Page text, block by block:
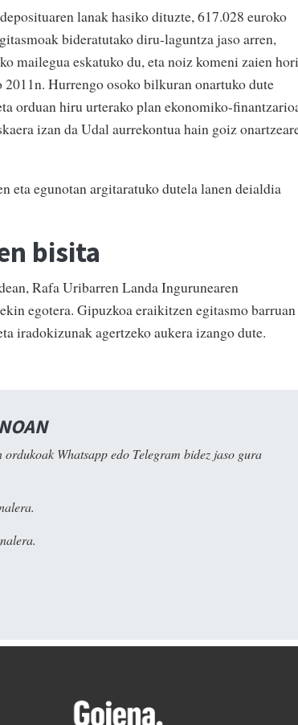
lanak hasiko dituzte, 617.028 euroko
bideratutako diru-laguntza jaso arren,
mailegua eskatuko du, eta noiz komeni zaien hori
Hurrengo osoko bilkuran onartuko dute
orduan hiru urterako plan ekonomiko-
izan da Udal aurrekontua hain goiz
eta egunotan argitaratuko dutela lanen deialdia
bisita
Rafa Uribarren Landa Ingurunearen
egotera. Gipuzkoa eraikitzen egitasmo barruan
iradokizunak agertzeko aukera izango dute.
Whatsapp edo Telegram bidez jaso gura